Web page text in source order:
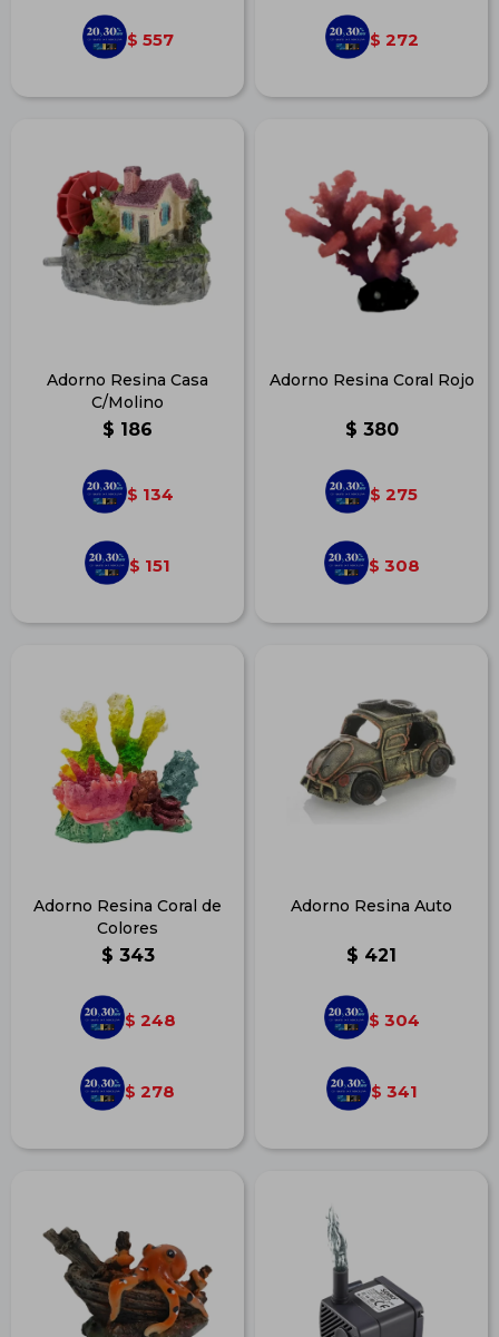
$ 557 $ 272
Adorno Resina Casa
C/Molino
$ 186
$ 134
$ 151
Adorno Resina Coral Rojo
$ 380
$ 275
$ 308
Adorno Resina Coral de
Colores
$ 343
$ 248
$ 278
Adorno Resina Auto
$ 421
$ 304
$ 341